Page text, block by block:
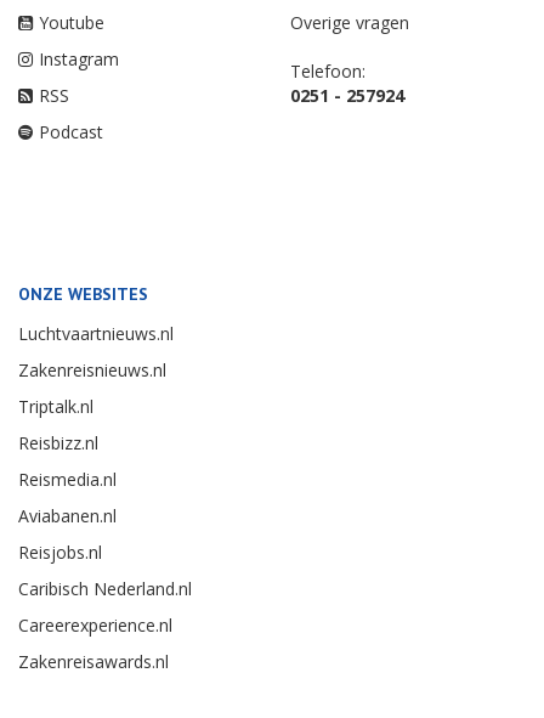
Youtube
Instagram
RSS
Podcast
Overige vragen
Telefoon:
0251 - 257924
ONZE WEBSITES
Luchtvaartnieuws.nl
Zakenreisnieuws.nl
Triptalk.nl
Reisbizz.nl
Reismedia.nl
Aviabanen.nl
Reisjobs.nl
Caribisch Nederland.nl
Careerexperience.nl
Zakenreisawards.nl